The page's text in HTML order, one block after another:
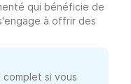
qui bénéficie de
à offrir des
si vous